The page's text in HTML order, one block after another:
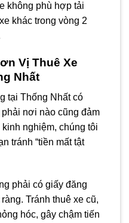
không phù hợp tải
khác trong vòng 2
Vị Thuê Xe
Nhất
tại Thống Nhất có
nơi nào cũng đảm
nghiệm, chúng tôi
tránh “tiền mất tật
phải có giấy đăng
Tránh thuê xe cũ,
hóc, gây chậm tiến